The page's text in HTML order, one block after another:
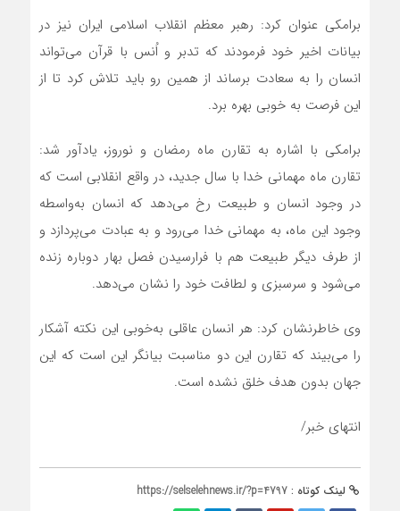
برامکی عنوان کرد: رهبر معظم انقلاب اسلامی ایران نیز در
بیانات اخیر خود فرمودند که تدبر و اُنس با قرآن می‌تواند
انسان را به سعادت برساند از همین رو باید تلاش کرد تا از
این فرصت به خوبی بهره برد.
برامکی با اشاره به تقارن ماه رمضان و نوروز، یادآور شد:
تقارن ماه مهمانی خدا با سال جدید، در واقع انقلابی است که
در وجود انسان و طبیعت رخ می‌دهد که انسان به‌واسطه
وجود این ماه، به مهمانی خدا می‌رود و به عبادت می‌پردازد و
از طرف دیگر طبیعت هم با فرارسیدن فصل بهار دوباره زنده
می‌شود و سرسبزی و لطافت خود را نشان می‌دهد.
وی خاطرنشان کرد: هر انسان عاقلی به‌خوبی این نکته آشکار
را می‌بیند که تقارن این دو مناسبت بیانگر این است که این
جهان بدون هدف خلق نشده است.
انتهای خبر/
لینک کوتاه : https://selselehnews.ir/?p=4797